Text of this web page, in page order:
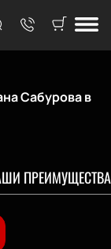
Сабурова в
ПРЕИМУЩЕСТВА